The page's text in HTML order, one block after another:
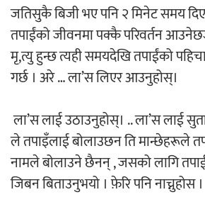
‘ईयुमा डट कम’ले
औपचारिक सेवा
हलमा छैन ‘गौँथली’को
जतिसुकै बिजी भए पनि २ मिनेट समय
तपाईंको जीवनमा पक्कै परिवर्तन
मृ,त्यु हुन्छ त्यही समयदेखि तपाईंको
गर्छ । अरे … ला’स लिएर आउनुहोस्।
ला’स लाई उठाउनुहोस्। .. ला’स लाई
ले तपाइँलाई बोलाउछन ति मान्छेहरूले
नामले बोलाउने छैनन् , जसको लागि
जिबन बिताउनुभयो । फ़ेरि पनि नाच्नुहोस ।